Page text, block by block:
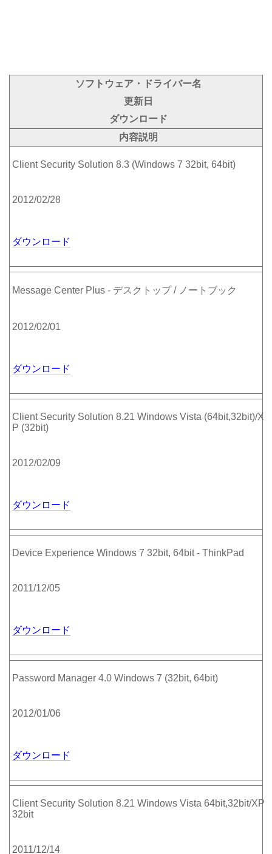
ソフトウェア・ドライバー名
更新日
ダウンロード
内容説明
Client Security Solution 8.3 (Windows 7 32bit, 64bit)
2012/02/28
ダウンロード
Message Center Plus - デスクトップ / ノートブック
2012/02/01
ダウンロード
Client Security Solution 8.21 Windows Vista (64bit,32bit)/X
P (32bit)
2012/02/09
ダウンロード
Device Experience Windows 7 32bit, 64bit - ThinkPad
2011/12/05
ダウンロード
Password Manager 4.0 Windows 7 (32bit, 64bit)
2012/01/06
ダウンロード
Client Security Solution 8.21 Windows Vista 64bit,32bit/XP
32bit
2011/12/14